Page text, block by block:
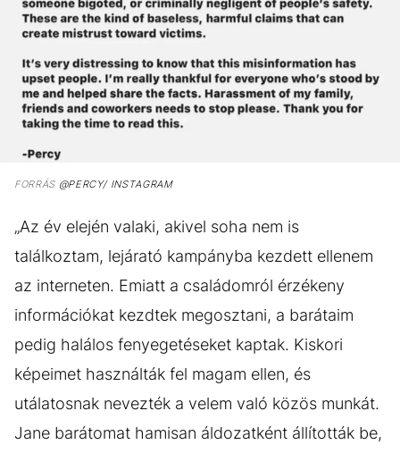
FORRÁS@PERCY/ INSTAGRAM
„Az év elején valaki, akivel soha nem is
találkoztam, lejárató kampányba kezdett ellenem
az interneten. Emiatt a családomról érzékeny
információkat kezdtek megosztani, a barátaim
pedig halálos fenyegetéseket kaptak. Kiskori
képeimet használták fel magam ellen, és
utálatosnak nevezték a velem való közös munkát.
Jane barátomat hamisan áldozatként állították be,